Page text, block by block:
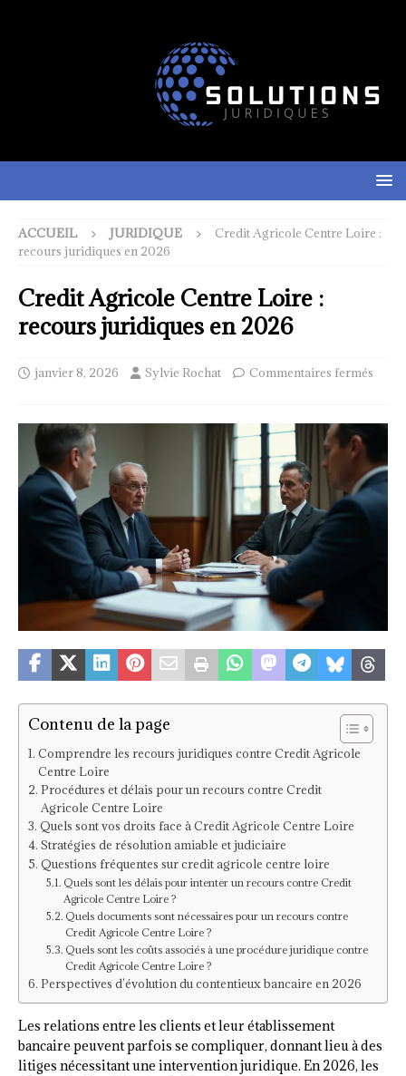
ACCUEIL JURIDIQUE
Credit Agricole Centre Loire :
recours juridiques en 2026
Credit Agricole Centre Loire :
recours juridiques en 2026
janvier 8, 2026 Sylvie Rochat Commentaires fermés
Contenu de la page
Comprendre les recours juridiques contre Credit Agricole
Centre Loire
Procédures et délais pour un recours contre Credit
Agricole Centre Loire
Quels sont vos droits face à Credit Agricole Centre Loire
Stratégies de résolution amiable et judiciaire
Questions fréquentes sur credit agricole centre loire
Quels sont les délais pour intenter un recours contre Credit
Agricole Centre Loire ?
Quels documents sont nécessaires pour un recours contre
Credit Agricole Centre Loire ?
Quels sont les coûts associés à une procédure juridique contre
Credit Agricole Centre Loire ?
Perspectives d’évolution du contentieux bancaire en 2026
Les relations entre les clients et leur établissement
bancaire peuvent parfois se compliquer, donnant lieu à des
litiges nécessitant une intervention juridique. En 2026, les